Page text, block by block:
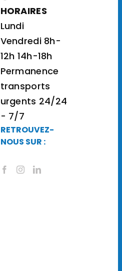
HORAIRES
Lundi
Vendredi 8h-
12h 14h-18h
Permanence
transports
urgents 24/24
- 7/7
RETROUVEZ-
NOUS SUR :